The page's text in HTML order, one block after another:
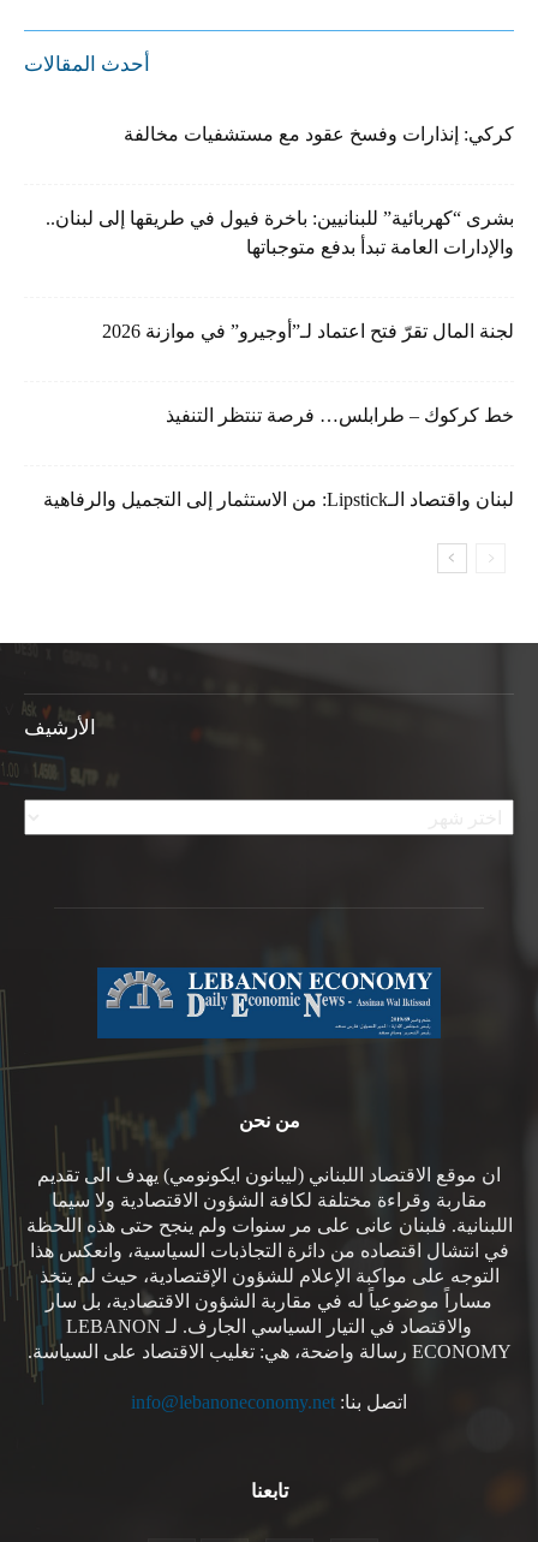
أحدث المقالات
كركي: إنذارات وفسخ عقود مع مستشفيات مخالفة
بشرى “كهربائية” للبنانيين: باخرة فيول في طريقها إلى لبنان..
والإدارات العامة تبدأ بدفع متوجباتها
لجنة المال تقرّ فتح اعتماد لـ”أوجيرو” في موازنة 2026
خط كركوك – طرابلس… فرصة تنتظر التنفيذ
لبنان واقتصاد الـLipstick: من الاستثمار إلى التجميل والرفاهية
الأرشيف
الأرشيف
من نحن
ان موقع الاقتصاد اللبناني (ليبانون ايكونومي) يهدف الى تقديم
مقاربة وقراءة مختلفة لكافة الشؤون الاقتصادية ولا سيما
اللبنانية. فلبنان عانى على مر سنوات ولم ينجح حتى هذه اللحظة
في انتشال اقتصاده من دائرة التجاذبات السياسية، وانعكس هذا
التوجه على مواكبة الإعلام للشؤون الإقتصادية، حيث لم يتخذ
مساراً موضوعياً له في مقاربة الشؤون الاقتصادية، بل سار
والاقتصاد في التيار السياسي الجارف. لـ LEBANON
ECONOMY رسالة واضحة، هي: تغليب الاقتصاد على السياسة.
اتصل بنا: info@lebanoneconomy.net
تابعنا